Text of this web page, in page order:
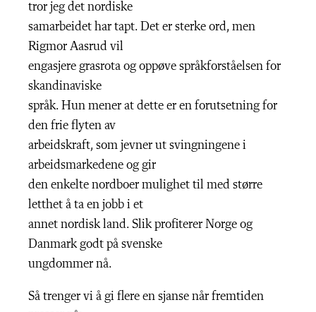
tror jeg det nordiske
samarbeidet har tapt. Det er sterke ord, men
Rigmor Aasrud vil
engasjere grasrota og oppøve språkforståelsen for
skandinaviske
språk. Hun mener at dette er en forutsetning for
den frie flyten av
arbeidskraft, som jevner ut svingningene i
arbeidsmarkedene og gir
den enkelte nordboer mulighet til med større
letthet å ta en jobb i et
annet nordisk land. Slik profiterer Norge og
Danmark godt på svenske
ungdommer nå.
Så trenger vi å gi flere en sjanse når fremtiden